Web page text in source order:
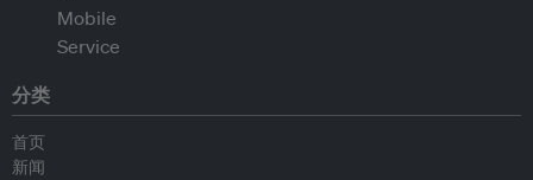
分类
首页
新闻